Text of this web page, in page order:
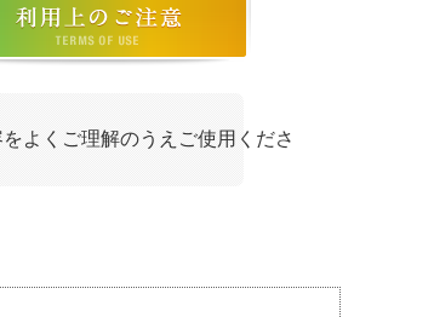
をよくご理解のうえご使用くださ